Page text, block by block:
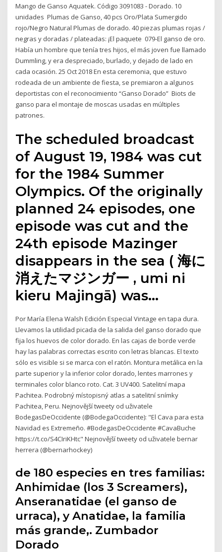
Mango de Ganso Aquatek. Código 3091083 - Dorado. 10
unidades Plumas de Ganso, 40 pcs Oro/Plata Sumergido
rojo/Negro Natural Plumas de dorado. 40 piezas plumas rojas /
negras y doradas / plateadas: ¡El paquete 079-El ganso de oro.
Había un hombre que tenía tres hijos, el más joven fue llamado
Dummling, y era despreciado, burlado, y dejado de lado en
cada ocasión. 25 Oct 2018 En esta ceremonia, que estuvo
rodeada de un ambiente de fiesta, se premiaron a algunos
deportistas con el reconocimiento “Ganso Dorado” Biots de
ganso para el montaje de moscas usadas en múltiples
patrones.
The scheduled broadcast
of August 19, 1984 was cut
for the 1984 Summer
Olympics. Of the originally
planned 24 episodes, one
episode was cut and the
24th episode Mazinger
disappears in the sea ( 海に
消えたマジンガー , umi ni
kieru Majingā) was…
Por María Elena Walsh Edición Especial Vintage en tapa dura.
Llevamos la utilidad picada de la salida del ganso dorado que
fija los huevos de color dorado. En las cajas de borde verde
hay las palabras correctas escrito con letras blancas. El texto
sólo es visible si se marca con el ratón. Montura metálica en la
parte superior y la inferior color dorado, lentes marrones y
terminales color blanco roto. Cat. 3 UV400. Satelitní mapa
Pachitea. Podrobný místopisný atlas a satelitní snímky
Pachitea, Peru. Nejnovější tweety od uživatele
BodegasDeOccidente (@BodegaOccidente): "El Cava para esta
Navidad es Extremeño. #BodegasDeOccidente #CavaBuche
https://t.co/S4CIriKHtc" Nejnovější tweety od uživatele bernar
herrera (@bernarhockey)
de 180 especies en tres familias:
Anhimidae (los 3 Screamers),
Anseranatidae (el ganso de
urraca), y Anatidae, la familia
más grande,. Zumbador
Dorado